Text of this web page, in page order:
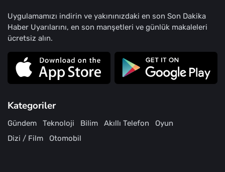
Uygulamamızı indirin ve yakınınızdaki en son Son Dakika
Haber Uyarılarını, en son manşetleri ve günlük makaleleri
ücretsiz alın.
Kategoriler
Gündem Teknoloji Bilim Akıllı Telefon
Oyun
Dizi / Film
Otomobil